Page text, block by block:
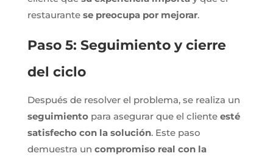
restaurante se preocupa por mejorar.
Paso 5: Seguimiento y cierre
del ciclo
Después de resolver el problema, se realiza un
seguimientopara asegurar que el cliente esté
satisfecho con la solución. Este paso
demuestra un compromiso real con la